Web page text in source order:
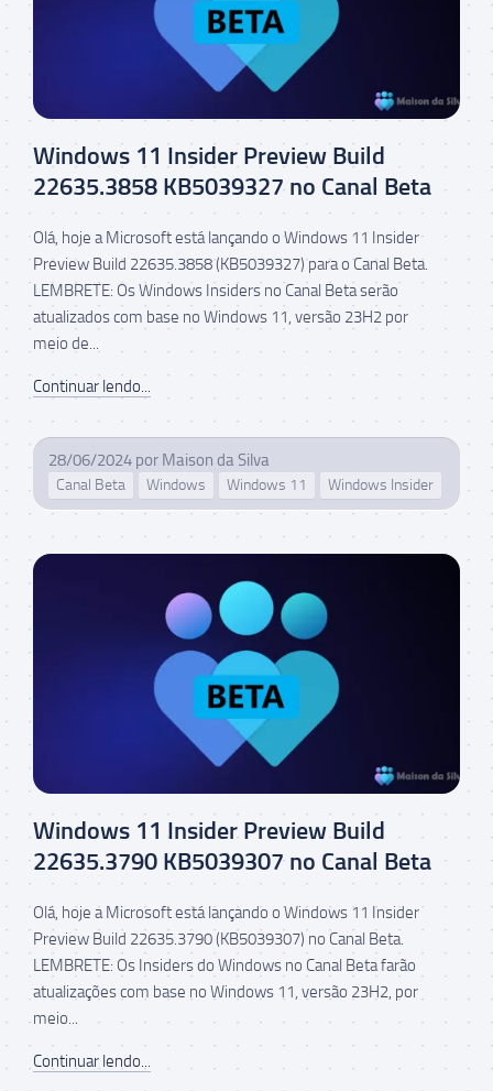
Windows 11 Insider Preview Build
22635.3858 KB5039327 no Canal Beta
Olá, hoje a Microsoft está lançando o Windows 11 Insider
Preview Build 22635.3858 (KB5039327) para o Canal Beta.
LEMBRETE: Os Windows Insiders no Canal Beta serão
atualizados com base no Windows 11, versão 23H2 por
meio de...
Continuar lendo...
28/06/2024 por Maison da Silva
Canal Beta Windows Windows 11 Windows Insider
Windows 11 Insider Preview Build
22635.3790 KB5039307 no Canal Beta
Olá, hoje a Microsoft está lançando o Windows 11 Insider
Preview Build 22635.3790 (KB5039307) no Canal Beta.
LEMBRETE: Os Insiders do Windows no Canal Beta farão
atualizações com base no Windows 11, versão 23H2, por
meio...
Continuar lendo...